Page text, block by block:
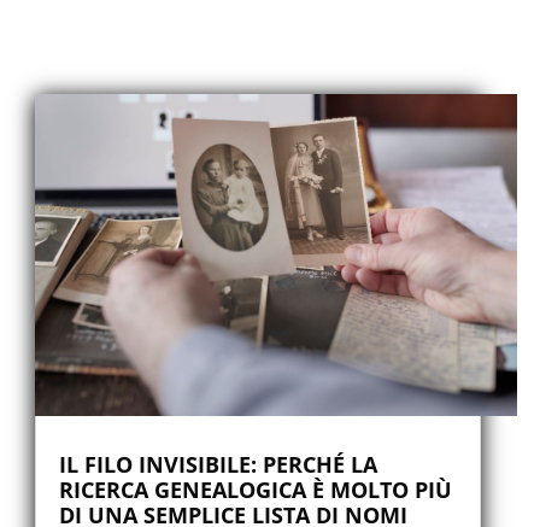
IL FILO INVISIBILE: PERCHÉ LA
RICERCA GENEALOGICA È MOLTO PIÙ
DI UNA SEMPLICE LISTA DI NOMI